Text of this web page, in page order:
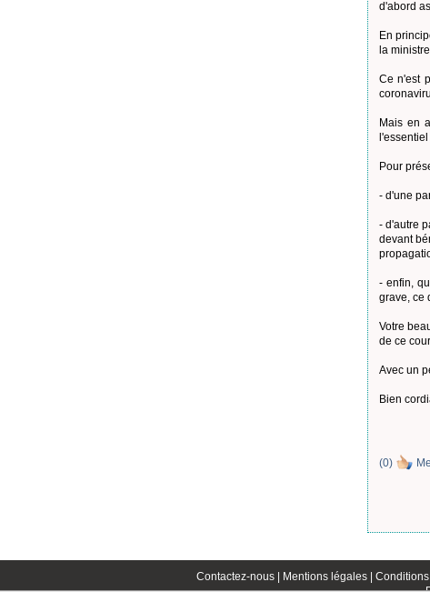
d'abord
En
la
Ce n'est
Mais en
Pour
- d'une
- d'autre
devant
- enfin,
grave, ce
Votre
de ce
Avec un
Bien
(0)
Contactez-nous | Mentions légales |